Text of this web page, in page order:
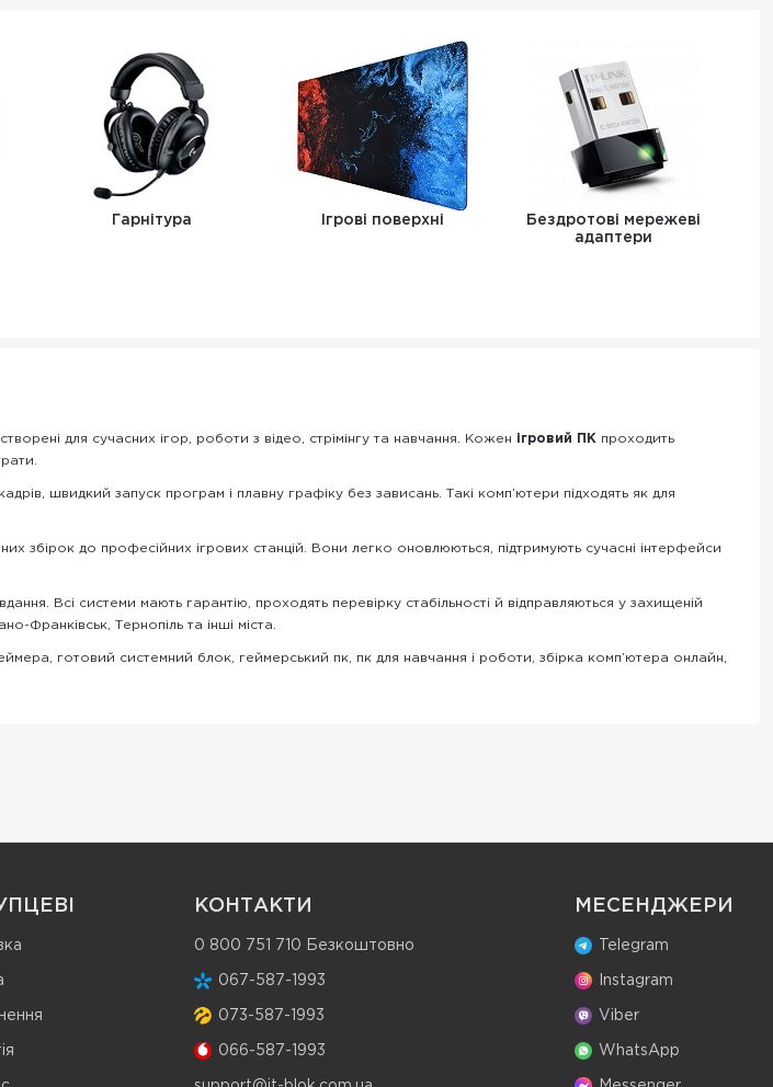
Гарнітура Ігрові поверхні
Бездротові мережеві
адаптери
для сучасних ігор, роботи з відео, стрімінгу та навчання. Кожен ігровий ПК проходить
швидкий запуск програм і плавну графіку без зависань. Такі комп’ютери підходять як для
збірок до професійних ігрових станцій. Вони легко оновлюються, підтримують сучасні інтерфейси
Всі системи мають гарантію, проходять перевірку стабільності й відправляються у захищеній
Франківськ, Тернопіль та інші міста.
готовий системний блок, геймерський пк, пк для навчання і роботи, збірка комп’ютера онлайн,
КОНТАКТИ
0 800 751 710 Безкоштовно
067-587-1993
073-587-1993
066-587-1993
МЕСЕНДЖЕРИ
Telegram
Instagram
Viber
WhatsApp